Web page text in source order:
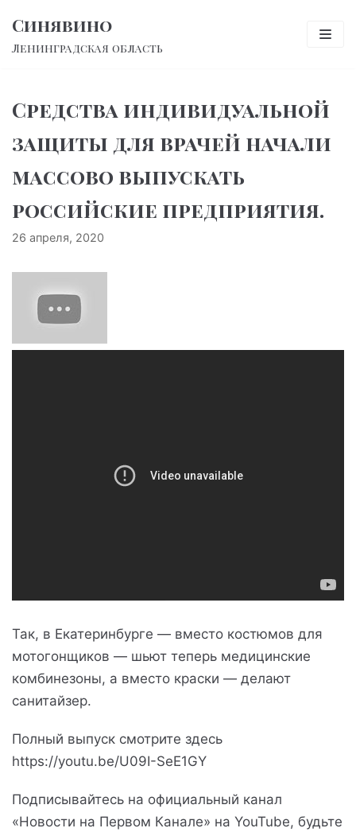
Перейти
к
Синявино
Ленинградская область
Средства индивидуальной
защиты для врачей начали
массово выпускать
российские предприятия.
26 апреля, 2020
Так, в Екатеринбурге — вместо костюмов для
мотогонщиков — шьют теперь медицинские
комбинезоны, а вместо краски — делают
санитайзер.
Полный выпуск смотрите здесь
https://youtu.be/U09I-SeE1GY
Подписывайтесь на официальный канал
«Новости на Первом Канале» на YouTube, будьте